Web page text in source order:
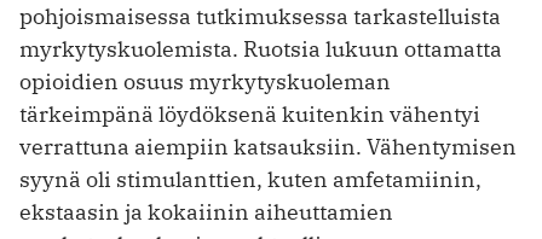
pohjoismaisessa tutkimuksessa tarkastelluista
myrkytyskuolemista. Ruotsia lukuun ottamatta
opioidien osuus myrkytyskuoleman
tärkeimpänä löydöksenä kuitenkin vähentyi
verrattuna aiempiin katsauksiin. Vähentymisen
syynä oli stimulanttien, kuten amfetamiinin,
ekstaasin ja kokaiinin aiheuttamien